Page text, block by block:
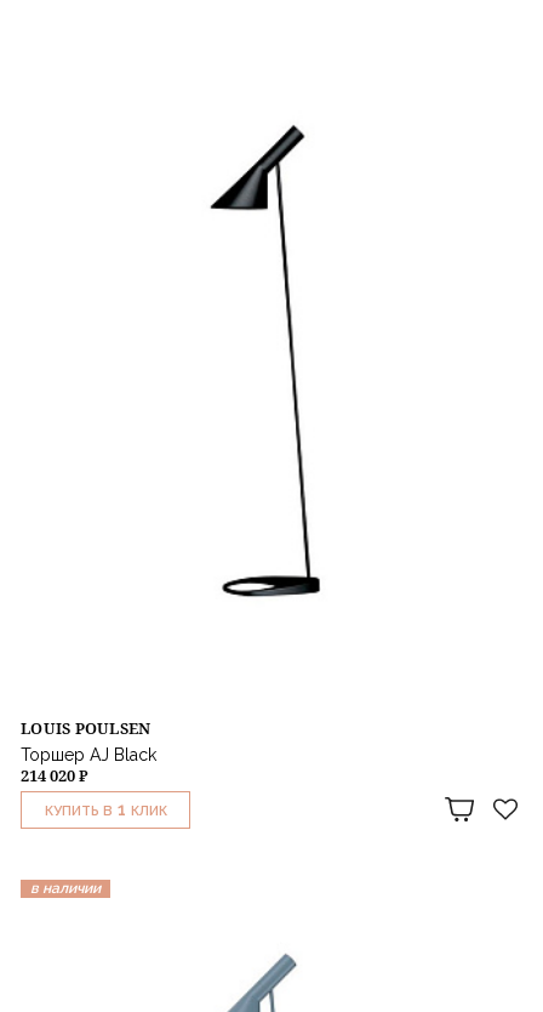
LOUIS POULSEN
Торшер AJ Black
214 020 ₽
КУПИТЬ В 1 КЛИК
в наличии